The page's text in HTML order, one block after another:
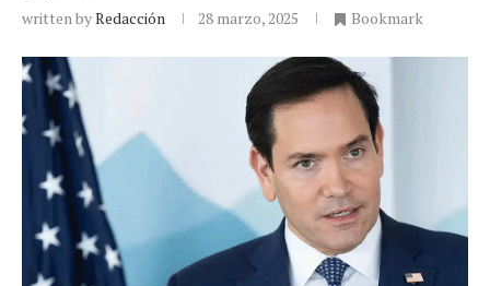
written byRedacción 28 marzo, 2025 Bookmark